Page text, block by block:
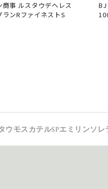
商事 ルスタウデヘレス
ランRファイネストS
ウモスカテルSPエミリンソレ